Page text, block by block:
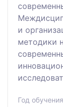
и
методики
Год